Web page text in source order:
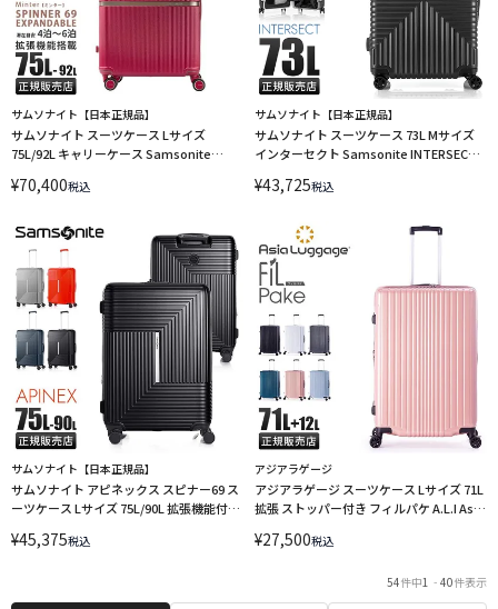
サムソナイト【日本正規品】
サムソナイト スーツケース Lサイズ
75L/92L キャリーケース Samsonite
¥70,400税込
サムソナイト【日本正規品】
サムソナイト スーツケース 73L Mサイズ
インターセクト Samsonite INTERSECT
LINECPN
¥43,725税込
サムソナイト【日本正規品】
サムソナイト アピネックス スピナー69 ス
ーツケース Lサイズ 75L/90L 拡張機能付き
SPINNER 69/20 EX hk6-006 キャリーケー
¥45,375税込
アジアラゲージ
アジアラゲージ スーツケース Lサイズ 71L
拡張 ストッパー付き フィルパケ A.L.I Asia
ケース LINECPN
¥27,500税込
54件中1 - 40件表示